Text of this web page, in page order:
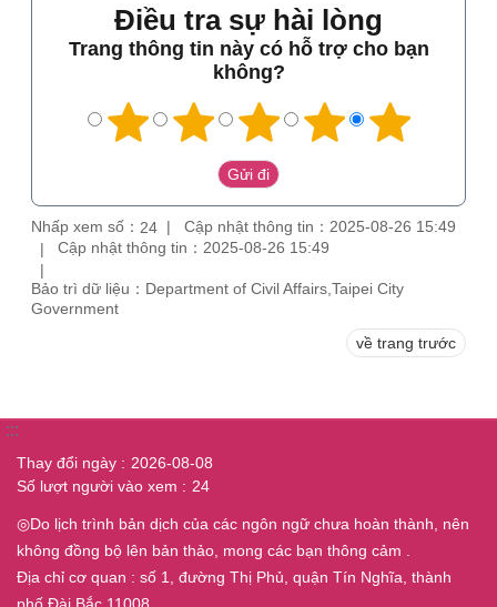
Điều tra sự hài lòng
Trang thông tin này có hỗ trợ cho bạn
không?
Nhấp xem số： 24
Cập nhật thông tin：2025-08-26 15:49
Cập nhật thông tin：2025-08-26 15:49
Bảo trì dữ liệu：Department of Civil Affairs,Taipei City
Government
về trang trước
:::
Thay đổi ngày
2026-08-08
Số lượt người vào xem
24
◎Do lịch trình bản dịch của các ngôn ngữ chưa hoàn thành, nên
không đồng bộ lên bản thảo, mong các bạn thông cảm .
Địa chỉ cơ quan : số 1, đường Thị Phủ, quận Tín Nghĩa, thành